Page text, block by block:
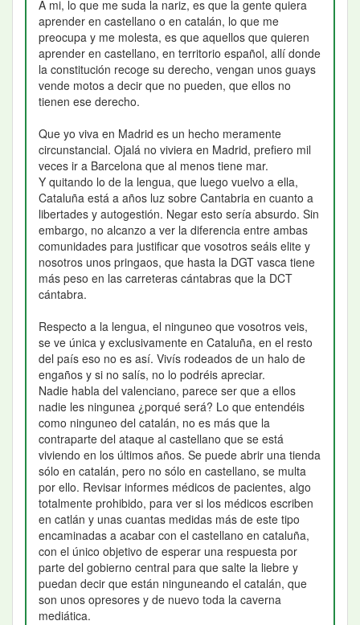
A mi, lo que me suda la nariz, es que la gente quiera
aprender en castellano o en catalán, lo que me
preocupa y me molesta, es que aquellos que quieren
aprender en castellano, en territorio español, allí donde
la constitución recoge su derecho, vengan unos guays
vende motos a decir que no pueden, que ellos no
tienen ese derecho.
Que yo viva en Madrid es un hecho meramente
circunstancial. Ojalá no viviera en Madrid, prefiero mil
veces ir a Barcelona que al menos tiene mar.
Y quitando lo de la lengua, que luego vuelvo a ella,
Cataluña está a años luz sobre Cantabria en cuanto a
libertades y autogestión. Negar esto sería absurdo. Sin
embargo, no alcanzo a ver la diferencia entre ambas
comunidades para justificar que vosotros seáis elite y
nosotros unos pringaos, que hasta la DGT vasca tiene
más peso en las carreteras cántabras que la DCT
cántabra.
Respecto a la lengua, el ninguneo que vosotros veis,
se ve única y exclusivamente en Cataluña, en el resto
del país eso no es así. Vivís rodeados de un halo de
engaños y si no salís, no lo podréis apreciar.
Nadie habla del valenciano, parece ser que a ellos
nadie les ningunea ¿porqué será? Lo que entendéis
como ninguneo del catalán, no es más que la
contraparte del ataque al castellano que se está
viviendo en los últimos años. Se puede abrir una tienda
sólo en catalán, pero no sólo en castellano, se multa
por ello. Revisar informes médicos de pacientes, algo
totalmente prohibido, para ver si los médicos escriben
en catlán y unas cuantas medidas más de este tipo
encaminadas a acabar con el castellano en cataluña,
con el único objetivo de esperar una respuesta por
parte del gobierno central para que salte la liebre y
puedan decir que están ninguneando el catalán, que
son unos opresores y de nuevo toda la caverna
mediática.